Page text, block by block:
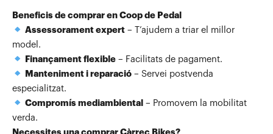
Beneficis de comprar en Coop de Pedal
Assessorament expert– T’ajudem a triar el millor
model.
Finançament flexible– Facilitats de pagament.
Manteniment i reparació– Servei postvenda
especialitzat.
Compromís mediambiental – Promovem la mobilitat
verda.